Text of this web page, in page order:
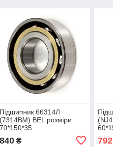
Підшипник 66314Л
(7314ВМ) BEL розміри
70*150*35
840₴